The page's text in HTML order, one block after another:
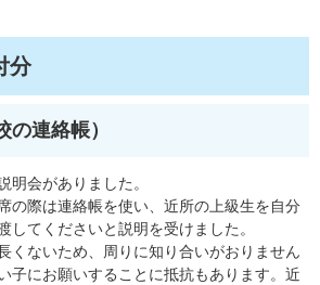
分
連絡帳）
会がありました。
の際は連絡帳を使い、近所の上級生を自分
してくださいと説明を受けました。
くないため、周りに知り合いがおりません
子にお願いすることに抵抗もあります。近